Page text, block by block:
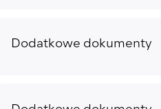
Dodatkowe dokumenty